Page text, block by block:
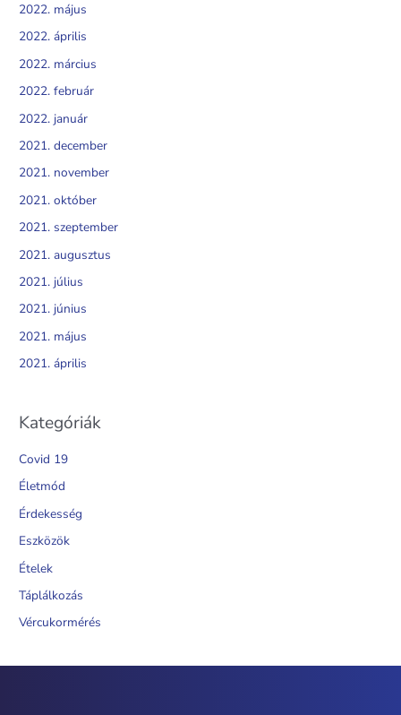
2022. május
2022. április
2022. március
2022. február
2022. január
2021. december
2021. november
2021. október
2021. szeptember
2021. augusztus
2021. július
2021. június
2021. május
2021. április
Kategóriák
Covid 19
Életmód
Érdekesség
Eszközök
Ételek
Táplálkozás
Vércukormérés